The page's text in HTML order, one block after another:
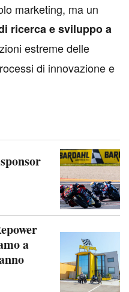
marketing, ma un
ricerca e sviluppo a
estreme delle
di innovazione e
a